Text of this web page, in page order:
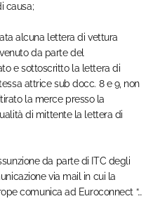
causa;
alcuna lettera di vettura
da parte del
e sottoscritto la lettera di
attrice sub docc. 8 e 9, non
la merce presso la
di mittente la lettera di
da parte di ITC degli
via mail in cui la
comunica ad Euroconnect “…